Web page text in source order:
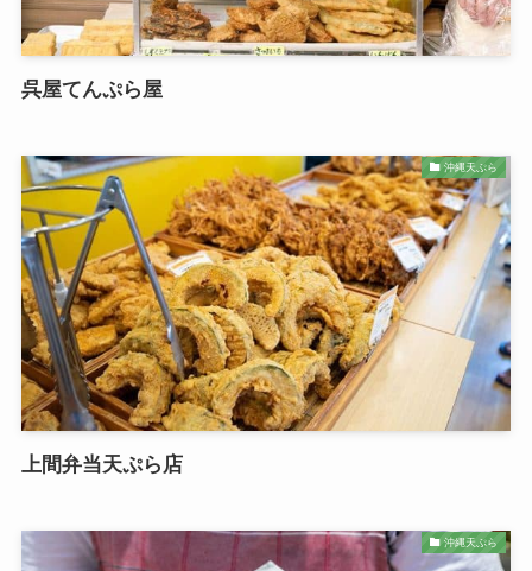
呉屋てんぷら屋
沖縄天ぷら
上間弁当天ぷら店
沖縄天ぷら